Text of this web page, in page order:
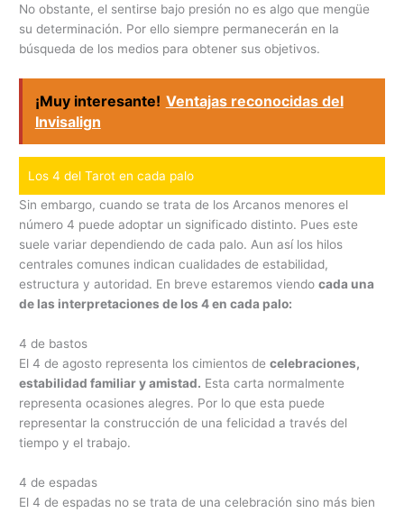
No obstante, el sentirse bajo presión no es algo que mengüe
su determinación. Por ello siempre permanecerán en la
búsqueda de los medios para obtener sus objetivos.
¡Muy interesante! Ventajas reconocidas del
Invisalign
Los 4 del Tarot en cada palo
Sin embargo, cuando se trata de los Arcanos menores el
número 4 puede adoptar un significado distinto. Pues este
suele variar dependiendo de cada palo. Aun así los hilos
centrales comunes indican cualidades de estabilidad,
estructura y autoridad. En breve estaremos viendocada una
de las interpretaciones de los 4 en cada palo:
4 de bastos
El 4 de agosto representa los cimientos decelebraciones,
estabilidad familiar y amistad. Esta carta normalmente
representa ocasiones alegres. Por lo que esta puede
representar la construcción de una felicidad a través del
tiempo y el trabajo.
4 de espadas
El 4 de espadas no se trata de una celebración sino más bien